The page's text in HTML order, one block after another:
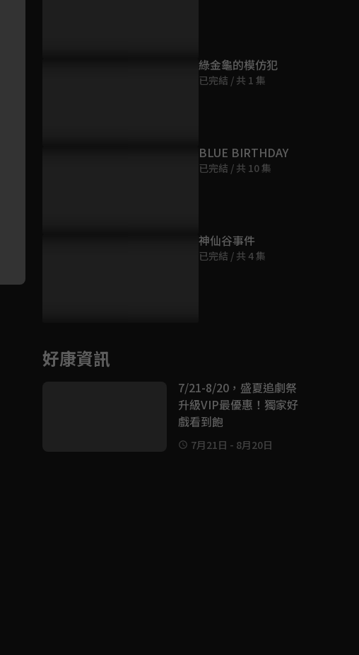
法院還是一個公平的地方嗎？
綠金龜的模仿犯
已完結 / 共 1 集
BLUE BIRTHDAY
已完結 / 共 10 集
神仙谷事件
已完結 / 共 4 集
好康資訊
7/21-8/20，盛夏追劇祭
升級VIP最優惠！獨家好
戲看到飽
7月21日 - 8月20日